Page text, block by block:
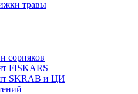
травы
сорняков
FISKARS
SKRAB и ЦИ